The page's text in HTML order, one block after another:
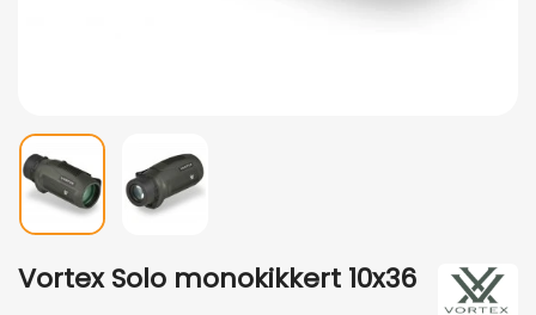
Vortex Solo monokikkert 10x36